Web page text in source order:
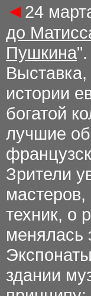
◄ 24
до
Пушкина
истории
богатой
лучшие
Зрители
техник, о
менялась
здании